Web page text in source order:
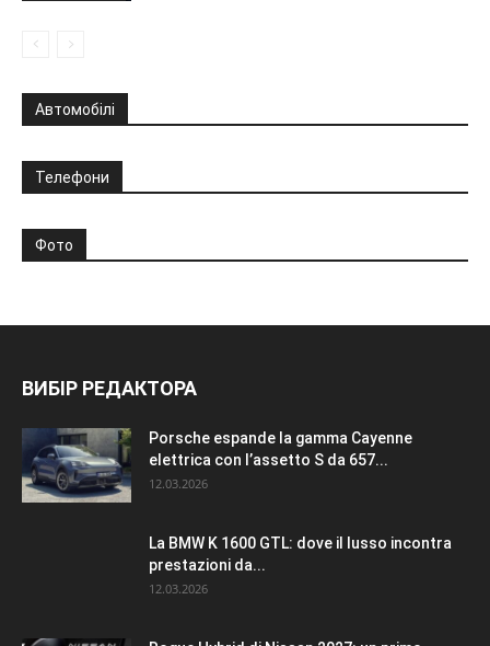
Автомобілі
Телефони
Фото
ВИБІР РЕДАКТОРА
Porsche espande la gamma Cayenne
elettrica con l’assetto S da 657...
12.03.2026
La BMW K 1600 GTL: dove il lusso incontra
prestazioni da...
12.03.2026